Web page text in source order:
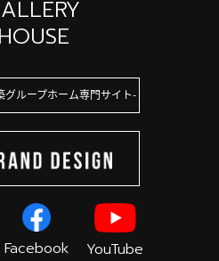
HOUSE
グループホーム専門サイト
Facebook YouTube